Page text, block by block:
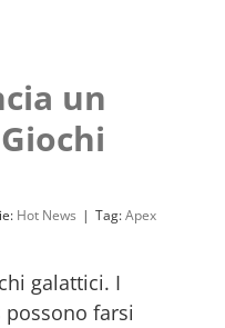
un
Hot News | Tag:Apex
galattici. I
possono farsi